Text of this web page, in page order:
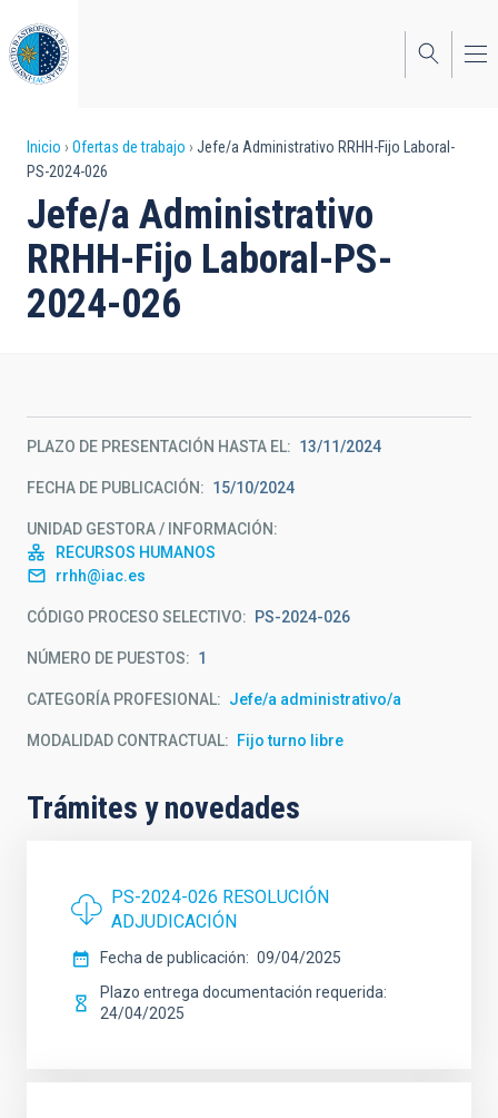
al
contenido
principal
Sobrescribir
enlaces
de
ayuda
a
Inicio Ofertas de trabajo
Jefe/a Administrativo RRHH-Fijo Laboral-
PS-2024-026
Jefe/a Administrativo
RRHH-Fijo Laboral-PS-
2024-026
PLAZO DE PRESENTACIÓN HASTA EL 13/11/2024
FECHA DE PUBLICACIÓN 15/10/2024
UNIDAD GESTORA / INFORMACIÓN
RECURSOS HUMANOS
rrhh@iac.es
CÓDIGO PROCESO SELECTIVO PS-2024-026
NÚMERO DE PUESTOS 1
CATEGORÍA PROFESIONAL Jefe/a administrativo/a
MODALIDAD CONTRACTUAL Fijo turno libre
Trámites y novedades
PS-2024-026 RESOLUCIÓN
ADJUDICACIÓN
Fecha de publicación
09/04/2025
Plazo entrega documentación requerida
24/04/2025